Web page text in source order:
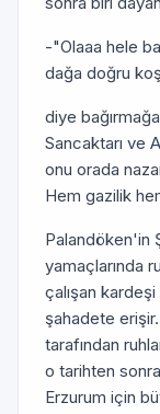
-"Olaaa hele
dağa doğru
diye
Sancaktarı ve
onu orada
Hem gazilik
Palandöken'in
yamaçlarında
çalışan
şahadete
tarafından
o tarihten
Erzurum için